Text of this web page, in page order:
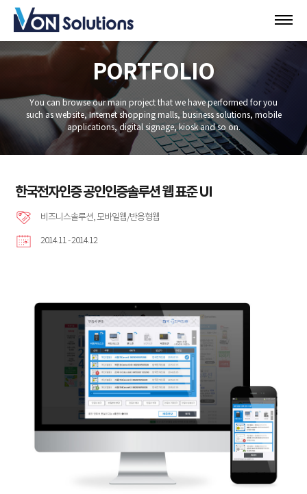
PORTFOLIO
You can browse our main project that we have performed for you
such as website, Internet shopping malls, business solutions, mobile
applications, digital signage, kiosk and so on.
한국전자인증 공인인증솔루션 웹 표준 UI
비즈니스솔루션, 모바일웹/반응형웹
2014.11 - 2014.12